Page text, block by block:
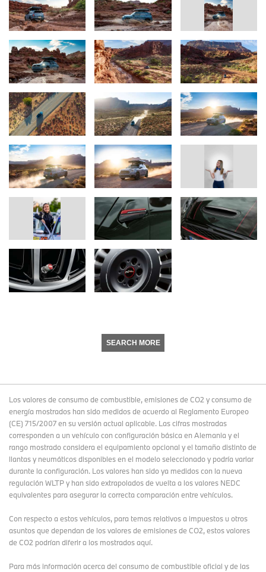
SEARCH MORE
Los valores de consumo de combustible, emisiones de CO2 y consumo de
energía mostrados han sido medidos de acuerdo al Reglamento Europeo
(CE) 715/2007 en su versión actual aplicable. Las cifras mostradas
corresponden a un vehículo con configuración básica en Alemania y el
rango mostrado considera el equipamiento opcional y el tamaño distinto de
llantas y neumáticos disponibles en el modelo seleccionado y podría variar
durante la configuración. Los valores han sido ya medidos con la nueva
regulación WLTP y han sido extrapolados de vuelta a los valores NEDC
equivalentes para asegurar la correcta comparación entre vehículos.
Con respecto a estos vehículos, para temas relativos a impuestos u otros
asuntos que dependan de los valores de emisiones de CO2, estos valores
de CO2 podrían diferir a los mostrados aquí.
Para más información acerca del consumo de combustible oficial y de las